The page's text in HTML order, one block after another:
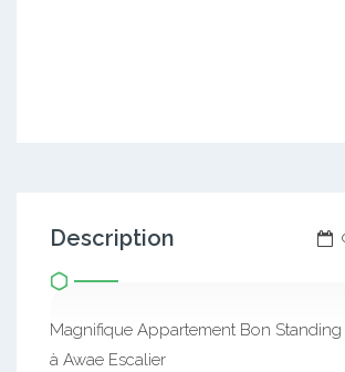
Description
Magnifique Appartement Bon
à Awae Escalier